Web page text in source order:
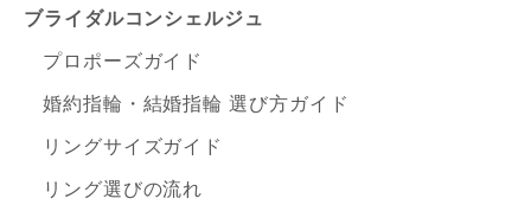
ブライダルコンシェルジュ
プロポーズガイド
婚約指輪・結婚指輪 選び方ガイド
リングサイズガイド
リング選びの流れ